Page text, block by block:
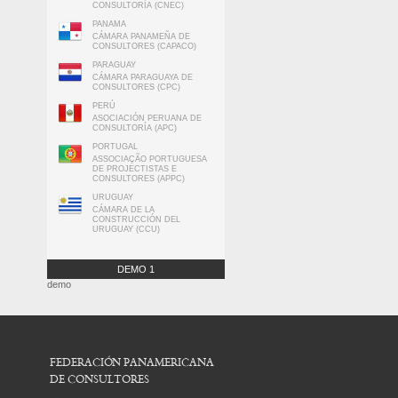
CONSULTORÍA (CNEC)
PANAMA
CÁMARA PANAMEÑA DE
CONSULTORES (CAPACO)
PARAGUAY
CÁMARA PARAGUAYA DE
CONSULTORES (CPC)
PERÚ
ASOCIACIÓN PERUANA DE
CONSULTORÍA (APC)
PORTUGAL
ASSOCIAÇÃO PORTUGUESA
DE PROJECTISTAS E
CONSULTORES (APPC)
URUGUAY
CÁMARA DE LA
CONSTRUCCIÓN DEL
URUGUAY (CCU)
DEMO 1
demo
FEDERACIÓN PANAMERICANA
DE CONSULTORES